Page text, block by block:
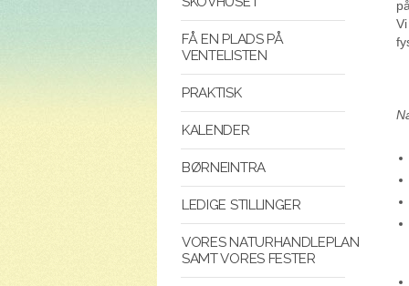
FÅ EN PLADS PÅ
VENTELISTEN
PRAKTISK
KALENDER
BØRNEINTRA
LEDIGE STILLINGER
VORES NATURHANDLEPLAN
SAMT VORES FESTER